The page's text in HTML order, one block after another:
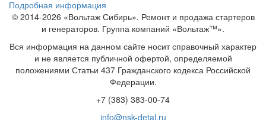
Подробная информация
© 2014-2026 «Вольтаж Сибирь». Ремонт и продажа стартеров
и генераторов. Группа компаний «Вольтаж™».
Вся информация на данном сайте носит справочный характер
и не является публичной офертой, определяемой
положениями Статьи 437 Гражданского кодекса Российской
Федерации.
+7 (383) 383-00-74
info@nsk-detal.ru